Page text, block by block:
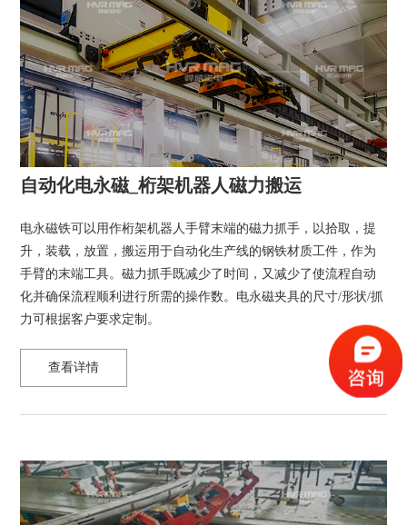
自动化电永磁_桁架机器人磁力搬运
电永磁铁可以用作桁架机器人手臂末端的磁力抓手，以拾取，提
升，装载，放置，搬运用于自动化生产线的钢铁材质工件，作为
手臂的末端工具。磁力抓手既减少了时间，又减少了使流程自动
化并确保流程顺利进行所需的操作数。电永磁夹具的尺寸/形状/抓
力可根据客户要求定制。
查看详情